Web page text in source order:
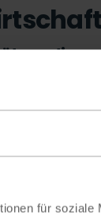
für soziale
dieses
Deutschland
Fehlende
und
gestaltet